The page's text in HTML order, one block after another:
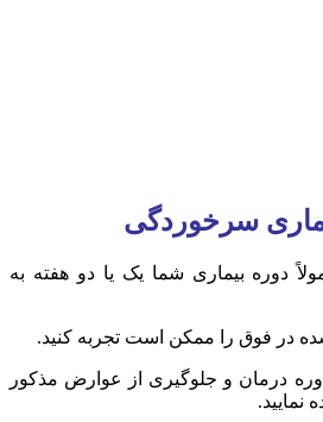
سرخوردگی
دوره بیماری شما یک یا دو هفته به
در فوق را ممکن است تجربه کنید.
درمان و جلوگیری از عوارض مذکور
نمایید.